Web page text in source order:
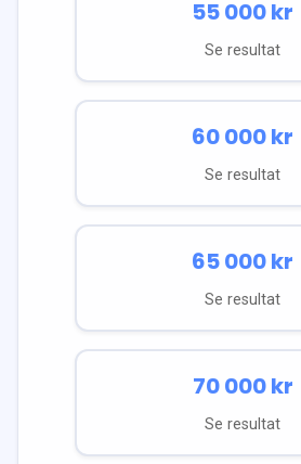
55 000kr
Se resultat
60 000kr
Se resultat
65 000kr
Se resultat
70 000kr
Se resultat